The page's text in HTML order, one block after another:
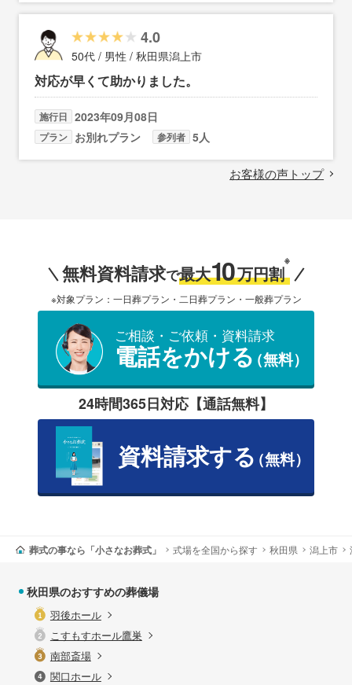
4.0
50代 / 男性 / 秋田県潟上市
対応が早くて助かりました。
施行日 2023年09月08日
プラン お別れプラン 参列者 5人
お客様の声トップ
無料資料請求で最大10万円割
※
※対象プラン：一日葬プラン・二日葬プラン・一般葬プラン
ご相談・ご依頼・資料請求
電話をかける（無料）
24時間365日対応【通話無料】
資料請求する（無料）
葬式の事なら「小さなお葬式」 式場を全国から探す 秋田県 潟上市
秋田県のおすすめの葬儀場
羽後ホール
こすもすホール鷹巣
南部斎場
関口ホール